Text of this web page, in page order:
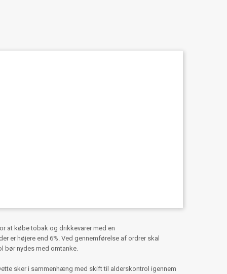
at købe tobak og drikkevarer med en
er højere end 6%. Ved gennemførelse af ordrer skal
nydes med omtanke.
sker i sammenhæng med skift til alderskontrol igennem